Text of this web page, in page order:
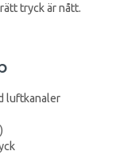
tryck är nått.
luftkanaler